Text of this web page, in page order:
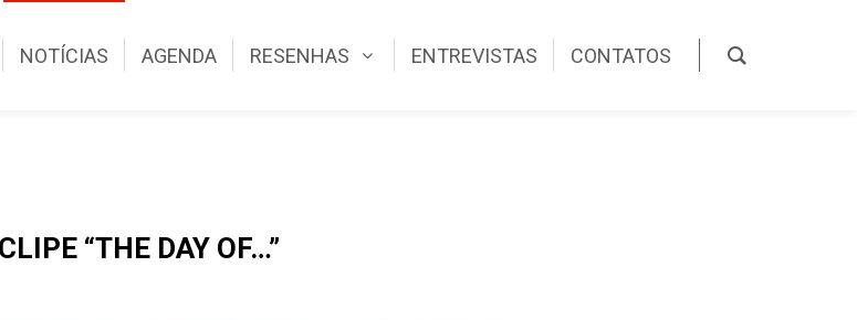
NOTÍCIAS AGENDA RESENHAS ENTREVISTAS CONTATOS
“THE DAY OF…”